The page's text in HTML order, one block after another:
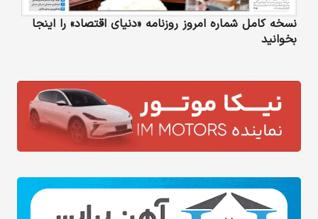
نسخه کامل شماره امروز روزنامه «دنیای‌ اقتصاد» را اینجا
بخوانید